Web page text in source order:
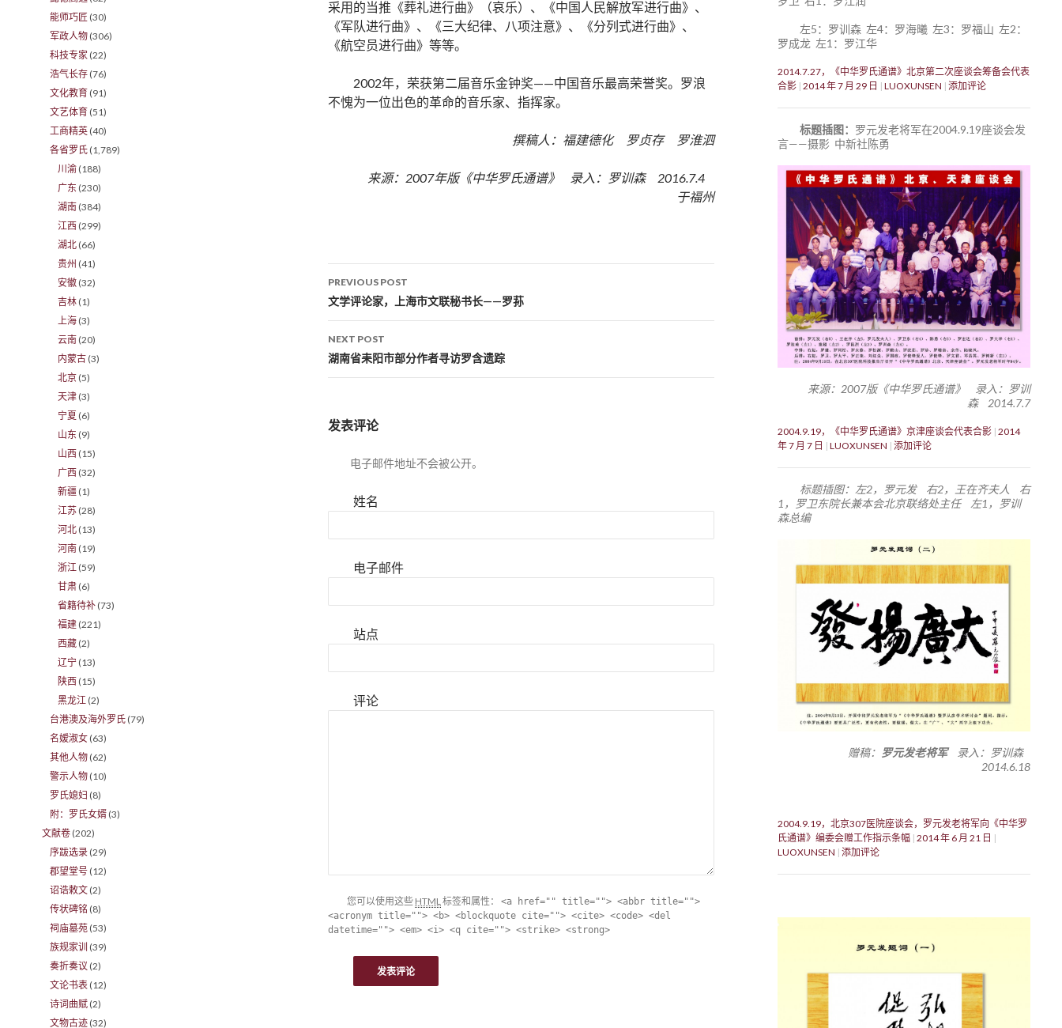
采用的当推《葬礼进行曲》（哀乐）、《中国人民解放军进行曲》、
《军队进行曲》、《三大纪律、八项注意》、《分列式进行曲》、
《航空员进行曲》等等。
2002年，荣获第二届音乐金钟奖——中国音乐最高荣誉奖。罗浪
不愧为一位出色的革命的音乐家、指挥家。
撰稿人：福建德化 罗贞存 罗淮泗
来源：2007年版《中华罗氏通谱》 录入：罗训森 2016.7.4
于福州
Post navigation
PREVIOUS POST
文学评论家，上海市文联秘书长——罗荪
NEXT POST
湖南省耒阳市部分作者寻访罗含遗踪
发表评论
电子邮件地址不会被公开。
姓名
电子邮件
站点
评论
您可以使用这些 HTML标签和属性： <a href="" title=""> <abbr title="">
<acronym title=""> <b> <blockquote cite=""> <cite> <code> <del
datetime=""> <em> <i> <q cite=""> <strike> <strong>
左5：罗训森 左4：罗海曦 左3：罗福山 左2：
罗成龙 左1：罗江华
2014.7.27，《中华罗氏通谱》北京第二次座谈会筹备会代表
合影 2014 年 7 月 29 日 LUOXUNSEN 添加评论
标题插图： 罗元发老将军在2004.9.19座谈会发
言——摄影 中新社陈勇
来源：2007版《中华罗氏通谱》 录入：罗训
森 2014.7.7
2004.9.19，《中华罗氏通谱》京津座谈会代表合影 2014
年 7 月 7 日
LUOXUNSEN 添加评论
标题插图：左2，罗元发 右2，王在齐夫人 右
1，罗卫东院长兼本会北京联络处主任 左1，罗训
森总编
赠稿： 罗元发老将军录入：罗训森
2014.6.18
2004.9.19，北京307医院座谈会，罗元发老将军向《中华罗
氏通谱》编委会赠工作指示条幅 2014 年 6 月 21 日
LUOXUNSEN 添加评论
能师巧匠 (30)
军政人物 (306)
科技专家 (22)
浩气长存 (76)
文化教育 (91)
文艺体育 (51)
工商精英 (40)
各省罗氏 (1,789)
川渝 (188)
广东 (230)
湖南 (384)
江西 (299)
湖北 (66)
贵州 (41)
安徽 (32)
吉林 (1)
上海 (3)
云南 (20)
内蒙古 (3)
北京 (5)
天津 (3)
宁夏 (6)
山东 (9)
山西 (15)
广西 (32)
新疆 (1)
江苏 (28)
河北 (13)
河南 (19)
浙江 (59)
甘肃 (6)
省籍待补 (73)
福建 (221)
西藏 (2)
辽宁 (13)
陕西 (15)
黑龙江 (2)
台港澳及海外罗氏 (79)
名嫒淑女 (63)
其他人物 (62)
警示人物 (10)
罗氏媳妇 (8)
附：罗氏女婿 (3)
文献卷 (202)
序跋选录 (29)
郡望堂号 (12)
诏诰敕文 (2)
传状碑铭 (8)
祠庙墓苑 (53)
族规家训 (39)
奏折奏议 (2)
文论书表 (12)
诗词曲赋 (2)
文物古迹 (32)